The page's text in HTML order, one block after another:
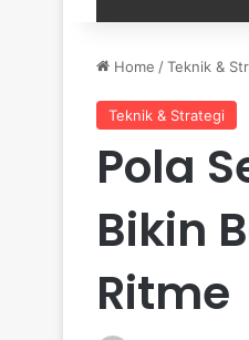
Home /Teknik &
Teknik & Strategi
Pola
Bikin
Ritme